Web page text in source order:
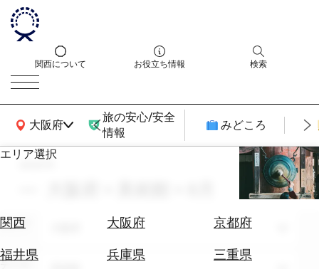
関西について お役立ち情報 検索
大阪府
関西広域MAP
旅の安心/安全
情報
みどころ
エリア選択
関西 大阪府
京都府
福井県
兵庫県
三重県
エ
券
search
エリア
テーマ